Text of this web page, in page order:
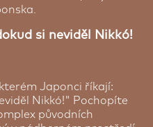
se nachází příjemná
stolech najdete
šťávy, přes typická
Velmi
nás na recepci i
vodou, kterou si s
prohlídku města.
pomůcky jako
Tokyo | 4 noci
toto. Luxusní hotel
nejlidnatějšího města
si neviděl Nikkó!
Japonci říkají:
Nikkó!" Pochopíte
původních